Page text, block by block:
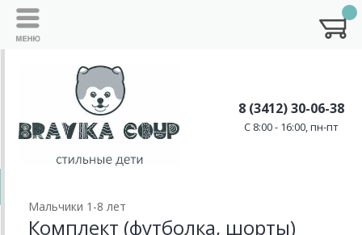
8 (3412) 30-06-38
C 8:00 - 16:00, пн-пт
Мальчики 1-8 лет
Комплект (футболка, шорты)